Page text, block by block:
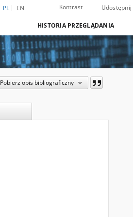
PL EN Kontrast Udostępnij
HISTORIA PRZEGLĄDANIA
Pobierz opis bibliograficzny